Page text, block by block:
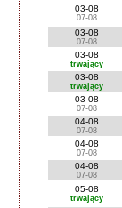
03-08
07-08
03-08
07-08
03-08
trwający
03-08
trwający
03-08
07-08
04-08
07-08
04-08
07-08
04-08
07-08
05-08
trwający